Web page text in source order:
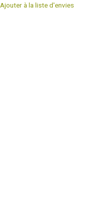
Ajouter à la liste d'envies